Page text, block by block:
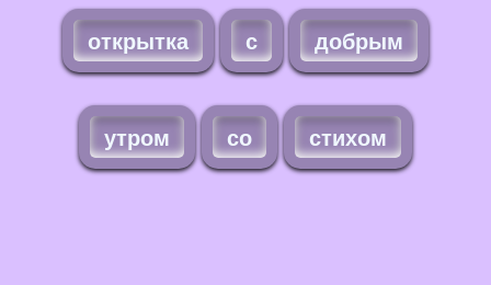
открытка с добрым
утром со стихом